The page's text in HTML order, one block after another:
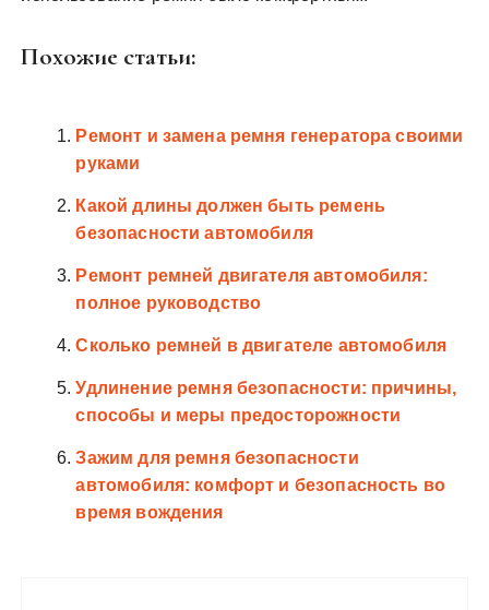
Похожие статьи:
Ремонт и замена ремня генератора своими
руками
Какой длины должен быть ремень
безопасности автомобиля
Ремонт ремней двигателя автомобиля:
полное руководство
Сколько ремней в двигателе автомобиля
Удлинение ремня безопасности: причины,
способы и меры предосторожности
Зажим для ремня безопасности
автомобиля: комфорт и безопасность во
время вождения